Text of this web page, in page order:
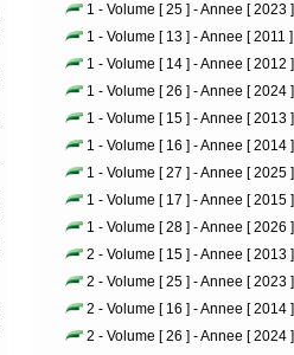
1 - Volume [ 25 ] - Annee [ 2023 ]
1 - Volume [ 13 ] - Annee [ 2011 ]
1 - Volume [ 14 ] - Annee [ 2012 ]
1 - Volume [ 26 ] - Annee [ 2024 ]
1 - Volume [ 15 ] - Annee [ 2013 ]
1 - Volume [ 16 ] - Annee [ 2014 ]
1 - Volume [ 27 ] - Annee [ 2025 ]
1 - Volume [ 17 ] - Annee [ 2015 ]
1 - Volume [ 28 ] - Annee [ 2026 ]
2 - Volume [ 15 ] - Annee [ 2013 ]
2 - Volume [ 25 ] - Annee [ 2023 ]
2 - Volume [ 16 ] - Annee [ 2014 ]
2 - Volume [ 26 ] - Annee [ 2024 ]